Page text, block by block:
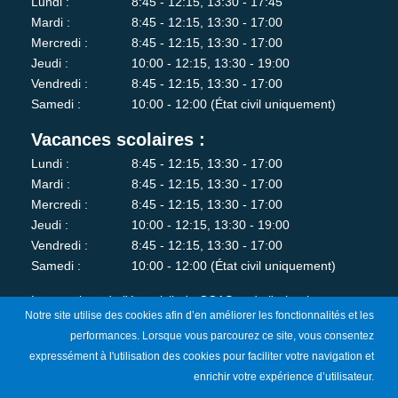
Mardi :
8:45 - 12:15, 13:30 - 17:00
Mercredi :
8:45 - 12:15, 13:30 - 17:00
Jeudi :
10:00 - 12:15, 13:30 - 19:00
Vendredi :
8:45 - 12:15, 13:30 - 17:00
Samedi :
10:00 - 12:00 (État civil uniquement)
Vacances scolaires :
Lundi :
8:45 - 12:15, 13:30 - 17:00
Mardi :
8:45 - 12:15, 13:30 - 17:00
Mercredi :
8:45 - 12:15, 13:30 - 17:00
Jeudi :
10:00 - 12:15, 13:30 - 19:00
Vendredi :
8:45 - 12:15, 13:30 - 17:00
Samedi :
10:00 - 12:00 (État civil uniquement)
Les services de l'état-civil, du CCAS et de l'urbanisme sont
fermés au public le lundi matin.
Je m'abonne à la newsletter
Notre site utilise des cookies afin d’en améliorer les fonctionnalités et les
performances. Lorsque vous parcourez ce site, vous consentez
expressément à l'utilisation des cookies pour faciliter votre navigation et
enrichir votre expérience d’utilisateur.